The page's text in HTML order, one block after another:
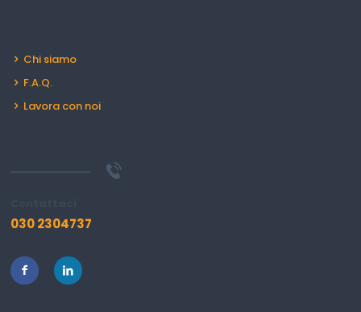
Chi siamo
F.A.Q.
Lavora con noi
030 2304737